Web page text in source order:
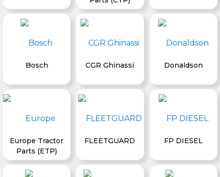
Bosch CGR Ghinassi Donaldson
Europe Tractor
Parts (ETP)
FLEETGUARD FP DIESEL